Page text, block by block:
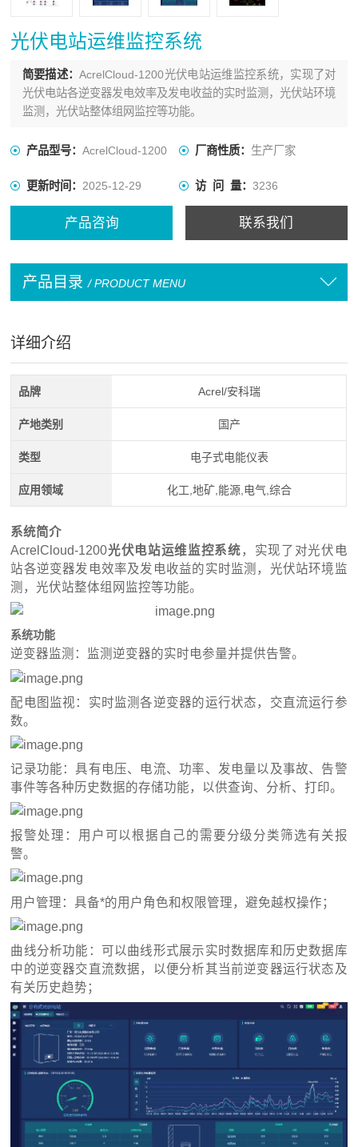
光伏电站运维监控系统
简要描述：AcrelCloud-1200光伏电站运维监控系统，实现了对
光伏电站各逆变器发电效率及发电收益的实时监测，光伏站环境
监测，光伏站整体组网监控等功能。
产品型号：AcrelCloud-1200 厂商性质： 生产厂家
更新时间：2025-12-29 访 问 量： 3236
产品咨询 联系我们
产品目录 / PRODUCT MENU
详细介绍
品牌 Acrel/安科瑞
产地类别 国产
类型 电子式电能仪表
应用领域 化工,地矿,能源,电气,综合
系统简介
AcrelCloud-1200光伏电站运维监控系统，实现了对光伏电
站各逆变器发电效率及发电收益的实时监测，光伏站环境监
测，光伏站整体组网监控等功能。
系统功能
逆变器监测：监测逆变器的实时电参量并提供告警。
配电图监视：实时监测各逆变器的运行状态，交直流运行参
数。
记录功能：具有电压、电流、功率、发电量以及事故、告警
事件等各种历史数据的存储功能，以供查询、分析、打印。
报警处理：用户可以根据自己的需要分级分类筛选有关报
警。
用户管理：具备*的用户角色和权限管理，避免越权操作；
曲线分析功能：可以曲线形式展示实时数据库和历史数据库
中的逆变器交直流数据，以便分析其当前逆变器运行状态及
有关历史趋势；